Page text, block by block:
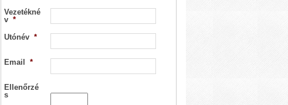
Vezetékné
v *
Utónév *
Email *
Ellenőrzé
s